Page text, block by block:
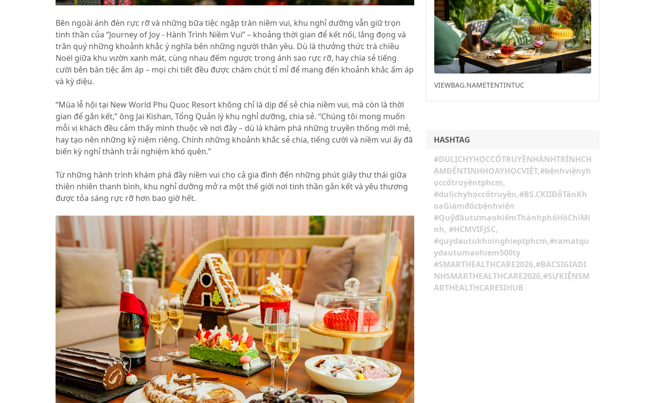
Bên ngoài ánh đèn rực rỡ và những bữa tiệc ngập tràn niềm vui, khu nghỉ dưỡng vẫn giữ trọn
tinh thần của “Journey of Joy - Hành Trình Niềm Vui” – khoảng thời gian để kết nối, lắng đọng và
trân quý những khoảnh khắc ý nghĩa bên những người thân yêu. Dù là thưởng thức trà chiều
Noël giữa khu vườn xanh mát, cùng nhau đếm ngược trong ánh sao rực rỡ, hay chia sẻ tiếng
cười bên bàn tiệc ấm áp – mọi chi tiết đều được chăm chút tỉ mỉ để mang đến khoảnh khắc ấm áp
và kỳ diệu.
“Mùa lễ hội tại New World Phu Quoc Resort không chỉ là dịp để sẻ chia niềm vui, mà còn là thời
gian để gắn kết,” ông Jai Kishan, Tổng Quản lý khu nghỉ dưỡng, chia sẻ. “Chúng tôi mong muốn
mỗi vị khách đều cảm thấy mình thuộc về nơi đây – dù là khám phá những truyền thống mới mẻ,
hay tạo nên những kỷ niệm riêng. Chính những khoảnh khắc sẻ chia, tiếng cười và niềm vui ấy đã
biến kỳ nghỉ thành trải nghiệm khó quên.”
Từ những hành trình khám phá đầy niềm vui cho cả gia đình đến những phút giây thư thái giữa
thiên nhiên thanh bình, khu nghỉ dưỡng mở ra một thế giới nơi tinh thần gắn kết và yêu thương
được tỏa sáng rực rỡ hơn bao giờ hết.
Previous Next
HASHTAG
#DULỊCHYHỌCCỔTRUYỀNHÀNHTRÌNHCH
ẠMĐẾNTINHHOAYHỌCVIỆT,#bệnhviệnyh
ọccổtruyềntphcm,
#dulịchyhọccổtruyền,#BS.CKIIĐỗTânKh
oaGiámđốcbệnhviện
#QuỹđầutưmạohiểmThànhphốHồChíMi
nh, #HCMVIFJSC,
#quydautukhoinghieptphcm,#ramatqu
ydautumaohiem500ty
#SMARTHEALTHCARE2026,#BACSIGIADI